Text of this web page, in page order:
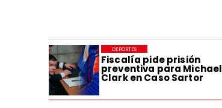
Fiscalía pide prisión
preventiva para Michael
Clark en Caso Sartor
DEPORTES